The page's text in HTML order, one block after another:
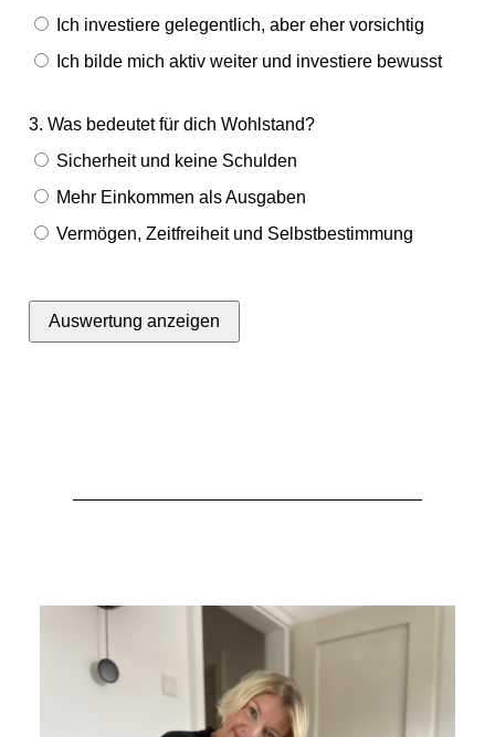
Ich investiere gelegentlich, aber eher vorsichtig
Ich bilde mich aktiv weiter und investiere bewusst
3. Was bedeutet für dich Wohlstand?
Sicherheit und keine Schulden
Mehr Einkommen als Ausgaben
Vermögen, Zeitfreiheit und Selbstbestimmung
Auswertung anzeigen